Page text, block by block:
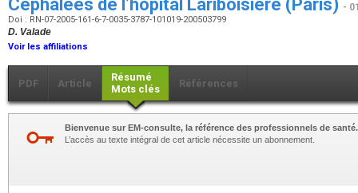
Céphalées de l’hôpital Lariboisière (Paris) -
Doi : RN-07-2005-161-6-7-0035-3787-101019-200503799
D. Valade
Voir les affiliations
PDF Article
Résumé
Mots clés
Références
Bienvenue sur EM-consulte, la référence des professionnels de santé.
L’accès au texte intégral de cet article nécessite un abonnement.